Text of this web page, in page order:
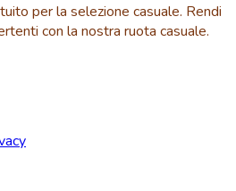
per la selezione casuale. Rendi
con la nostra ruota casuale.